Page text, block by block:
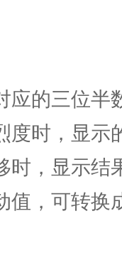
的三位半
度时，显示
时，显示
，可转换